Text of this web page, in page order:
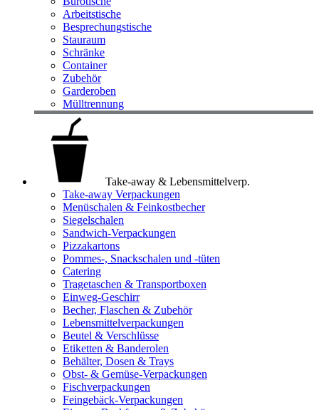
Arbeitstische
Besprechungstische
Stauraum
Schränke
Container
Zubehör
Garderoben
Mülltrennung
Take-away & Lebensmittelverp.
Take-away Verpackungen
Menüschalen & Feinkostbecher
Siegelschalen
Sandwich-Verpackungen
Pizzakartons
Pommes-, Snackschalen und -tüten
Catering
Tragetaschen & Transportboxen
Einweg-Geschirr
Becher, Flaschen & Zubehör
Lebensmittelverpackungen
Beutel & Verschlüsse
Etiketten & Banderolen
Behälter, Dosen & Trays
Obst- & Gemüse-Verpackungen
Fischverpackungen
Feingebäck-Verpackungen